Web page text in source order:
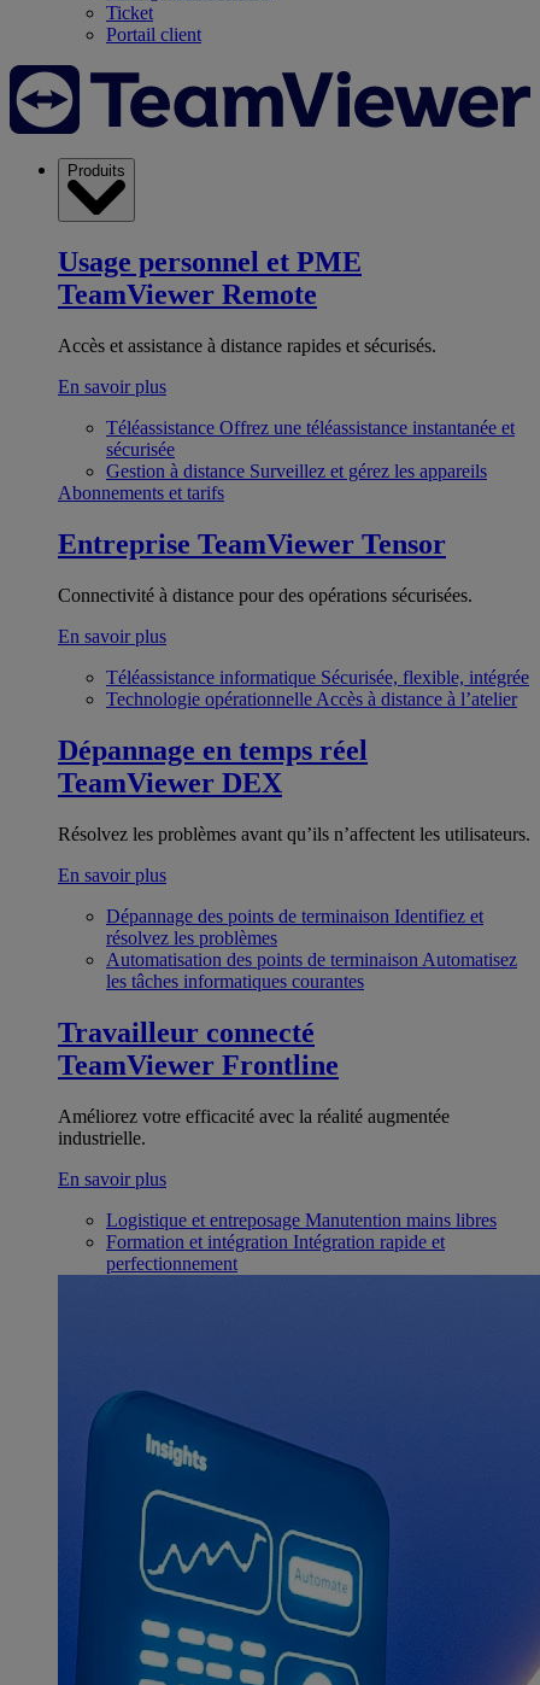
Ticket
Portail client
Produits
Usage personnel et PME
TeamViewer Remote
Accès et assistance à distance rapides et sécurisés.
En savoir plus
Téléassistance Offrez une téléassistance instantanée et
sécurisée
Gestion à distance Surveillez et gérez les appareils
Abonnements et tarifs
Entreprise TeamViewer Tensor
Connectivité à distance pour des opérations sécurisées.
En savoir plus
Téléassistance informatique Sécurisée, flexible, intégrée
Technologie opérationnelle Accès à distance à l’atelier
Dépannage en temps réel
TeamViewer DEX
Résolvez les problèmes avant qu’ils n’affectent les utilisateurs.
En savoir plus
Dépannage des points de terminaison Identifiez et
résolvez les problèmes
Automatisation des points de terminaison Automatisez
les tâches informatiques courantes
Travailleur connecté
TeamViewer Frontline
Améliorez votre efficacité avec la réalité augmentée
industrielle.
En savoir plus
Logistique et entreposage Manutention mains libres
Formation et intégration Intégration rapide et
perfectionnement